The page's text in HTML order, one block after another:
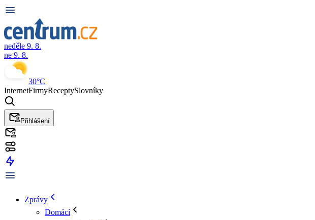
neděle 9. 8.
ne 9. 8.
30°C
InternetFirmyReceptySlovníky
Přihlášení
Zprávy
Domácí